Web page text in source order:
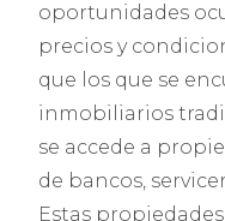
oportunidades
precios y
que los que se
inmobiliarios
se accede a
de bancos,
Estas